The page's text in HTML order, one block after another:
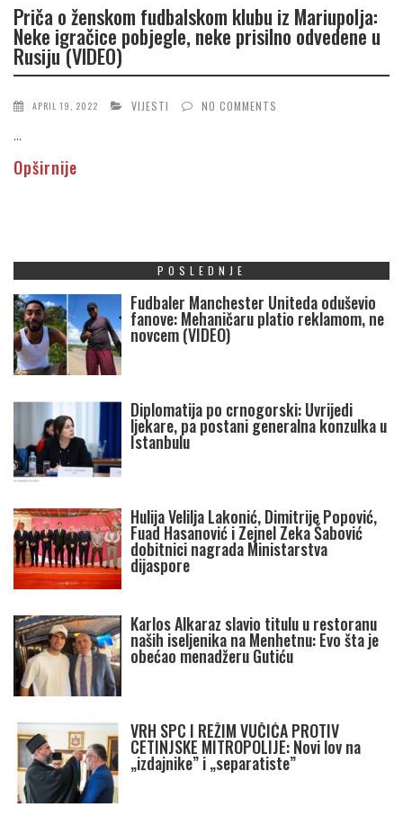
Priča o ženskom fudbalskom klubu iz Mariupolja:
Neke igračice pobjegle, neke prisilno odvedene u
Rusiju (VIDEO)
APRIL 19, 2022 VIJESTI NO COMMENTS
...
Opširnije
POSLEDNJE
Fudbaler Manchester Uniteda oduševio
fanove: Mehaničaru platio reklamom, ne
novcem (VIDEO)
Diplomatija po crnogorski: Uvrijedi
ljekare, pa postani generalna konzulka u
Istanbulu
Hulija Velilja Lakonić, Dimitrije Popović,
Fuad Hasanović i Zejnel Zeka Šabović
dobitnici nagrada Ministarstva
dijaspore
Karlos Alkaraz slavio titulu u restoranu
naših iseljenika na Menhetnu: Evo šta je
obećao menadžeru Gutiću
VRH SPC I REŽIM VUČIĆA PROTIV
CETINJSKE MITROPOLIJE: Novi lov na
„izdajnike” i „separatiste”